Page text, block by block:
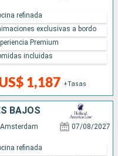
1,187 +Tasas
refinada
exclusivas a bordo
Premium
incluidas
BAJOS
Amsterdam 07/08/2027
refinada